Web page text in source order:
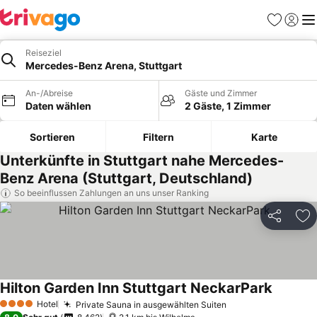
Favoriten
Reiseziel
Mercedes-Benz Arena, Stuttgart
An-/Abreise
Daten wählen
Gäste und Zimmer
2 Gäste, 1 Zimmer
Sortieren Filtern Karte
Unterkünfte in Stuttgart nahe Mercedes-
Benz Arena (Stuttgart, Deutschland)
So beeinflussen Zahlungen an uns unser Ranking
Teilen
4 Sterne Hotel Private Sauna in ausgewählten Suiten
Hilton Garden Inn Stuttgart NeckarParkPreise